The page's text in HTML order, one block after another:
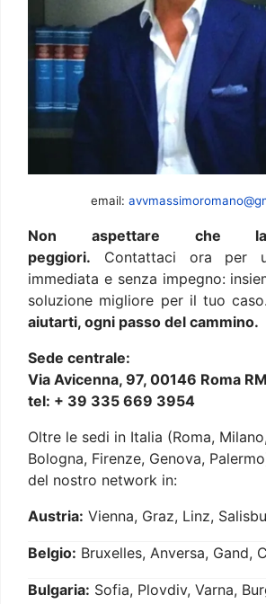
email:
Non aspettare che la
peggiori. Contattaci ora per
immediata e senza impegno:
soluzione migliore per il tuo caso.
aiutarti, ogni passo del cammino.
Sede centrale:
Via Avicenna, 97, 00146 Roma RM
tel: + 39 335 669 3954
Oltre le sedi in Italia (Roma,
Bologna, Firenze, Genova,
del nostro network in:
Austria: Vienna, Graz, Linz,
Belgio: Bruxelles, Anversa, Gand,
Bulgaria: Sofia, Plovdiv, Varna,